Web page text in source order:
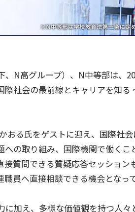
N高グループ）、N中等部は、
社会の最前線とキャリアを知る
おる氏をゲストに迎え、国際社
の取り組み、国際機関で働くこ
質問できる質疑応答セッション
員へ直接相談できる機会となって
加え、多様な価値観を持つ人